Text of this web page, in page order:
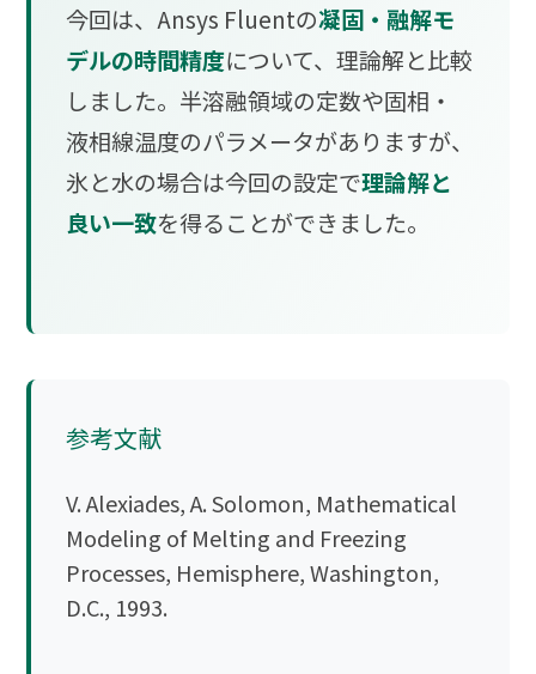
今回は、Ansys Fluentの凝固・融解モ
デルの時間精度について、理論解と比較
しました。半溶融領域の定数や固相・
液相線温度のパラメータがありますが、
氷と水の場合は今回の設定で理論解と
良い一致を得ることができました。
参考文献
V. Alexiades, A. Solomon, Mathematical
Modeling of Melting and Freezing
Processes, Hemisphere, Washington,
D.C., 1993.